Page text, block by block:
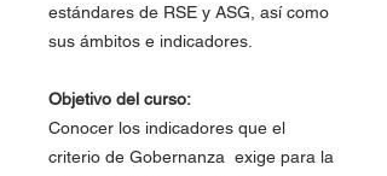
estándares de RSE y ASG, así como
sus ámbitos e indicadores.
Objetivo del curso:
Conocer los indicadores que el
criterio de Gobernanza exige para la